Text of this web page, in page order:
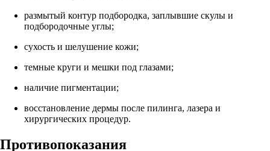
размытый контур подбородка, заплывшие скулы и
подбородочные углы;
сухость и шелушение кожи;
темные круги и мешки под глазами;
наличие пигментации;
восстановление дермы после пилинга, лазера и
хирургических процедур.
Противопоказания